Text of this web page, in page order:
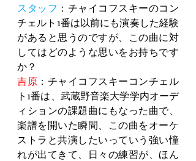
スタッフ ：チャイコフスキーのコン
チェルト1番は以前にも演奏した経験
があると思うのですが、この曲に対
してはどのような思いをお持ちです
か？
吉原 ：チャイコフスキーコンチェル
ト1番は、武蔵野音楽大学学内オーデ
ィションの課題曲にもなった曲で、
楽譜を開いた瞬間、この曲をオーケ
ストラと共演したいっていう強い憧
れが出てきて、日々の練習が、ほん